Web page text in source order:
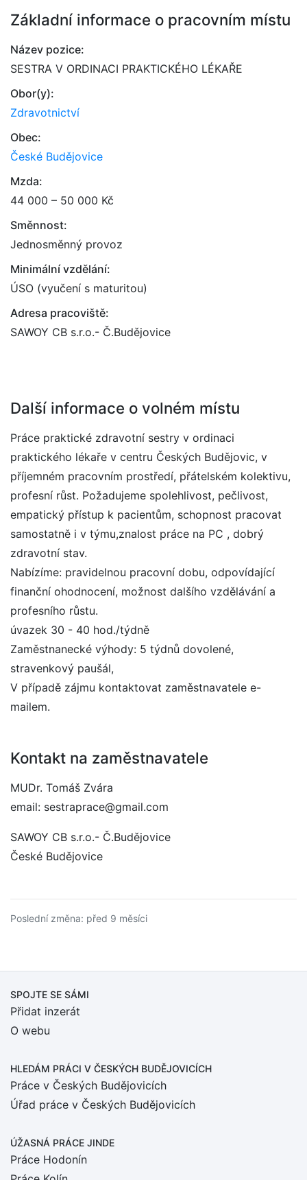
Základní informace o pracovním místu
Název pozice:
SESTRA V ORDINACI PRAKTICKÉHO LÉKAŘE
Obor(y):
Zdravotnictví
Obec:
České Budějovice
Mzda:
44 000 – 50 000 Kč
Směnnost:
Jednosměnný provoz
Minimální vzdělání:
ÚSO (vyučení s maturitou)
Adresa pracoviště:
SAWOY CB s.r.o.- Č.Budějovice
Další informace o volném místu
Práce praktické zdravotní sestry v ordinaci
praktického lékaře v centru Českých Budějovic, v
příjemném pracovním prostředí, přátelském kolektivu,
profesní růst. Požadujeme spolehlivost, pečlivost,
empatický přístup k pacientům, schopnost pracovat
samostatně i v týmu,znalost práce na PC , dobrý
zdravotní stav.
Nabízíme: pravidelnou pracovní dobu, odpovídající
finanční ohodnocení, možnost dalšího vzdělávání a
profesního růstu.
úvazek 30 - 40 hod./týdně
Zaměstnanecké výhody: 5 týdnů dovolené,
stravenkový paušál,
V případě zájmu kontaktovat zaměstnavatele e-
mailem.
Kontakt na zaměstnavatele
MUDr. Tomáš Zvára
email: sestraprace@gmail.com
SAWOY CB s.r.o.- Č.Budějovice
České Budějovice
Poslední změna: před 9 měsíci
SPOJTE SE SÁMI
Přidat inzerát
O webu
HLEDÁM PRÁCI V ČESKÝCH BUDĚJOVICÍCH
Práce v Českých Budějovicích
Úřad práce v Českých Budějovicích
ÚŽASNÁ PRÁCE JINDE
Práce Hodonín